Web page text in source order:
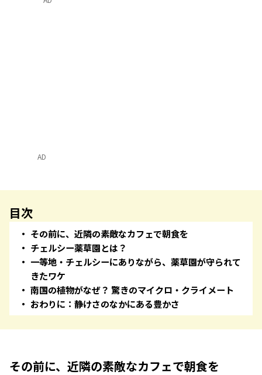
AD
目次
その前に、近隣の素敵なカフェで朝食を
チェルシー薬草園とは？
一等地・チェルシーにありながら、薬草園が守られて
きたワケ
南国の植物がなぜ？ 驚きのマイクロ・クライメート
おわりに：静けさのなかにある豊かさ
その前に、近隣の素敵なカフェで朝食を